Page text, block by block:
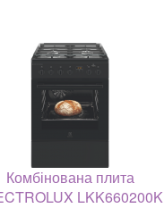
Комбінована плита
LKK660200K